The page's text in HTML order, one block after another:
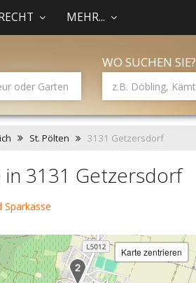
MEHR...
WO SUCHEN SIE?
St. Pölten 3131 Getzersdorf
in 3131 Getzersdorf
Karte zentrieren